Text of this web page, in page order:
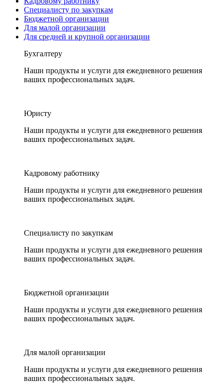
Специалисту по закупкам
Бюджетной организации
Для малой организации
Для средней и крупной организации
Бухгалтеру
Наши продукты и услуги для ежедневного решения
ваших профессиональных задач.
Юристу
Наши продукты и услуги для ежедневного решения
ваших профессиональных задач.
Кадровому работнику
Наши продукты и услуги для ежедневного решения
ваших профессиональных задач.
Специалисту по закупкам
Наши продукты и услуги для ежедневного решения
ваших профессиональных задач.
Бюджетной организации
Наши продукты и услуги для ежедневного решения
ваших профессиональных задач.
Для малой организации
Наши продукты и услуги для ежедневного решения
ваших профессиональных задач.